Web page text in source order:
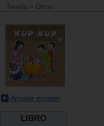
Tienda > Otros
Ampliar imagen
LIBRO